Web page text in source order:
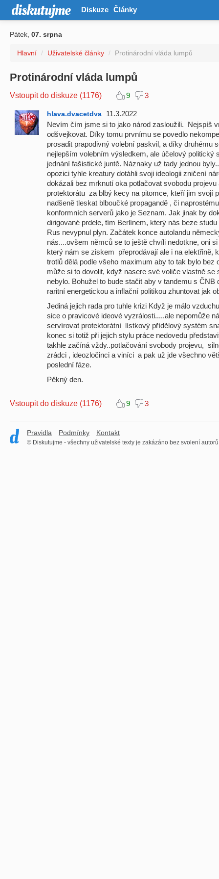
Diskuze Články
Pátek, 07. srpna
Hlavní / Uživatelské články / Protinárodní vláda lumpů
Protinárodní vláda lumpů
Vstoupit do diskuze (1176) 9 3
hlava.dvacetdva
11.3.2022
Nevím čím jsme si to jako národ zasloužili. Nejspíš
odšvejkovat. Díky tomu prvnímu se povedlo
prosadit prapodivný volební paskvil, a díky druhému
nejlepším volebním výsledkem, ale účelový politický
jednání fašistické juntě. Náznaky už tady jednou
opozici tyhle kreatury dotáhli svoji ideologii zničení
dokázali bez mrknutí oka potlačovat svobodu
protektorátu za blbý kecy na pitomce, kteří jim svojí
nadšeně tleskat blboučké propagandě , či
konformních serverů jako je Seznam. Jak jinak by
dirigované prdele, tím Berlínem, který nás beze
Rus nevypnul plyn. Začátek konce autolandu
nás....ovšem němců se to ještě chvíli nedotkne, oni
který nám se ziskem přeprodávají ale i na elektřině,
trotlů dělá podle všeho maximum aby to tak bylo bez
může si to dovolit, když nasere své voliče vlastně se
nebylo. Bohužel to bude stačit aby v tandemu s
raritní energetickou a inflační politikou zhuntovat jak
Jediná jejich rada pro tuhle krizi Když je málo
sice o pravicové ideové vyzrálosti.....ale nepomůže
servírovat protektorátní lístkový přídělový systém
konec si totiž při jejich stylu práce nedovedu
takhle začíná vždy..potlačování svobody projevu,
zrádci , ideozločinci a viníci a pak už jde všechno
poslední fáze.
Pěkný den.
Vstoupit do diskuze (1176) 9 3
Pravidla Podmínky Kontakt
© Diskutujme - všechny uživatelské texty je zakázáno bez svolení